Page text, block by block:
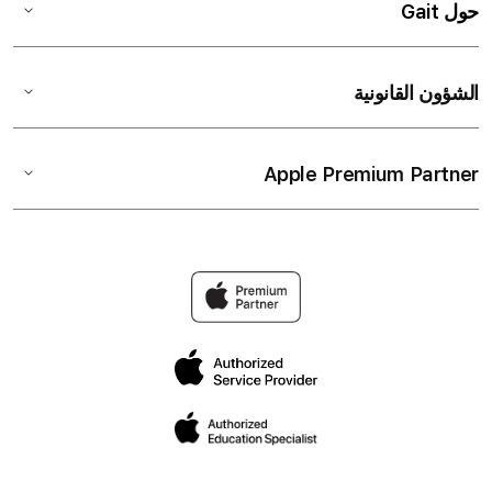
حول Gait
الشؤون القانونية
Apple Premium Partner